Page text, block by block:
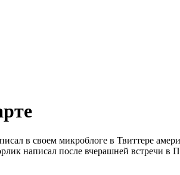
в своем микроблоге в Твиттере
написал после вчерашней встречи